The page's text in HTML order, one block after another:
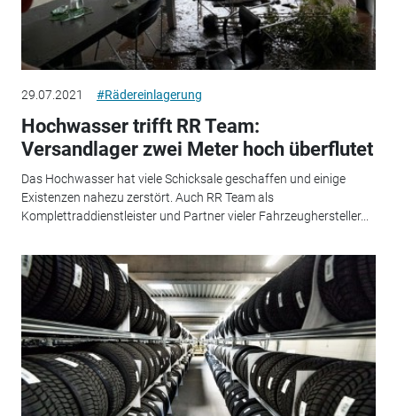
29.07.2021 #Rädereinlagerung
Hochwasser trifft RR Team:
Versandlager zwei Meter hoch überflutet
Das Hochwasser hat viele Schicksale geschaffen und einige
Existenzen nahezu zerstört. Auch RR Team als
Komplettraddienstleister und Partner vieler Fahrzeughersteller...